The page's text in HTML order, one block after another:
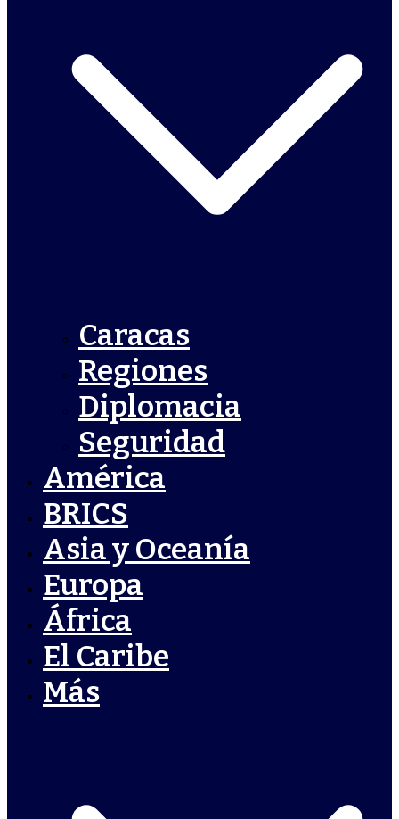
Caracas
Regiones
Diplomacia
Seguridad
América
BRICS
Asia y Oceanía
Europa
África
El Caribe
Más